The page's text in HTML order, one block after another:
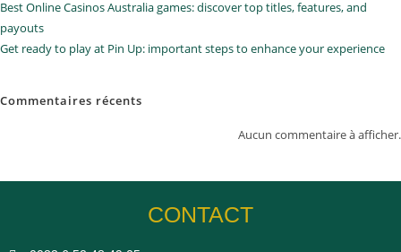
Best Online Casinos Australia games: discover top titles, features, and
payouts
Get ready to play at Pin Up: important steps to enhance your experience
Commentaires récents
Aucun commentaire à afficher.
CONTACT